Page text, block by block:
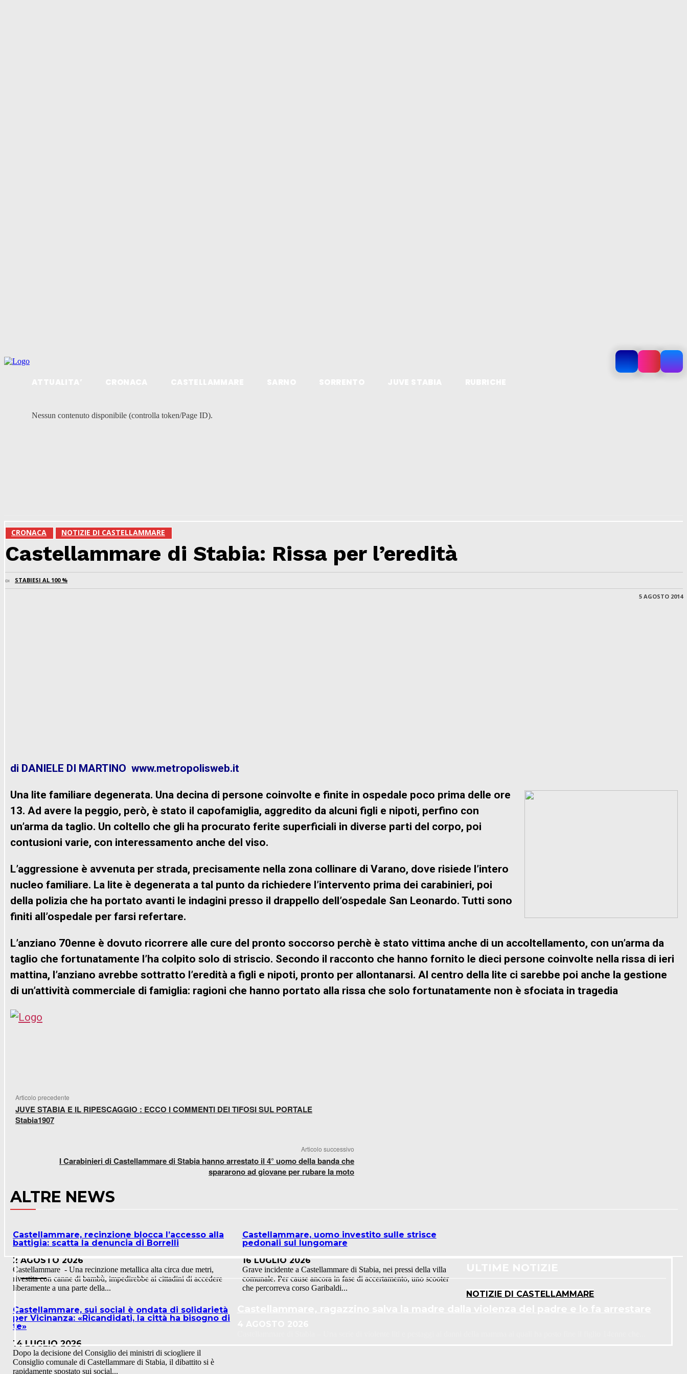
Nessun contenuto disponibile (controlla token/Page ID).
CRONACA NOTIZIE DI CASTELLAMMARE
Castellammare di Stabia: Rissa per l’eredità
DI STABIESI AL 100 %
5 AGOSTO 2014
di DANIELE DI MARTINO www.metropolisweb.it
Una lite familiare degenerata. Una decina di persone coinvolte e finite in ospedale poco prima delle ore
13. Ad avere la peggio, però, è stato il capofamiglia, aggredito da alcuni figli e nipoti, perfino con
un’arma da taglio. Un coltello che gli ha procurato ferite superficiali in diverse parti del corpo, poi
contusioni varie, con interessamento anche del viso.
L’aggressione è avvenuta per strada, precisamente nella zona collinare di Varano, dove risiede l’intero
nucleo familiare. La lite è degenerata a tal punto da richiedere l’intervento prima dei carabinieri, poi
della polizia che ha portato avanti le indagini presso il drappello dell’ospedale San Leonardo. Tutti sono
finiti all’ospedale per farsi refertare.
L’anziano 70enne è dovuto ricorrere alle cure del pronto soccorso perchè è stato vittima anche di un accoltellamento, con un’arma da
taglio che fortunatamente l’ha colpito solo di striscio. Secondo il racconto che hanno fornito le dieci persone coinvolte nella rissa di ieri
mattina, l’anziano avrebbe sottratto l’eredità a figli e nipoti, pronto per allontanarsi. Al centro della lite ci sarebbe poi anche la gestione
di un’attività commerciale di famiglia: ragioni che hanno portato alla rissa che solo fortunatamente non è sfociata in tragedia
Articolo precedente
JUVE STABIA E IL RIPESCAGGIO : ECCO I COMMENTI DEI TIFOSI SUL PORTALE
Stabia1907
Articolo successivo
I Carabinieri di Castellammare di Stabia hanno arrestato il 4° uomo della banda che
spararono ad giovane per rubare la moto
ALTRE NEWS
Castellammare, recinzione blocca l’accesso alla
battigia: scatta la denuncia di Borrelli
2 AGOSTO 2026
Castellammare - Una recinzione metallica alta circa due metri,
rivestita con canne di bambù, impedirebbe ai cittadini di accedere
liberamente a una parte della...
Castellammare, uomo investito sulle strisce
pedonali sul lungomare
16 LUGLIO 2026
Grave incidente a Castellammare di Stabia, nei pressi della villa
comunale. Per cause ancora in fase di accertamento, uno scooter
che percorreva corso Garibaldi...
Castellammare, sui social è ondata di solidarietà
per Vicinanza: «Ricandidati, la città ha bisogno di
te»
14 LUGLIO 2026
Dopo la decisione del Consiglio dei ministri di sciogliere il
Consiglio comunale di Castellammare di Stabia, il dibattito si è
rapidamente spostato sui social...
NOTIZIE DI CASTELLAMMARE